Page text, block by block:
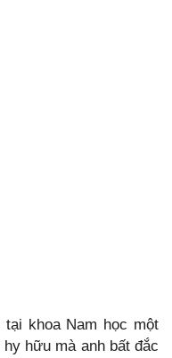
khoa Nam học một
hữu mà anh bất đắc